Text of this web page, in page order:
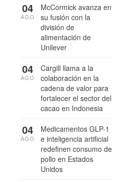
McCormick avanza en
su fusión con la
división de
alimentación de
Unilever
04
AGO
Cargill llama a la
colaboración en la
cadena de valor para
fortalecer el sector del
cacao en Indonesia
04
AGO
Medicamentos GLP-1
e inteligencia artificial
redefinen consumo de
pollo en Estados
Unidos
04
AGO